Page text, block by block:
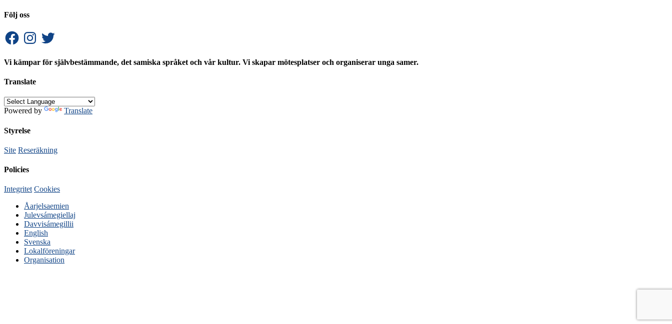
Följ oss
FacebookInstagram
Twitter
Vi kämpar för självbestämmande, det samiska språket och vår kultur. Vi skapar mötesplatser och organiserar unga samer.
Translate
Powered by Translate
Styrelse
Site Reseräkning
Policies
Integritet Cookies
Åarjelsaemien
Julevsámegiellaj
Davvisámegillii
English
Svenska
Lokalföreningar
Organisation